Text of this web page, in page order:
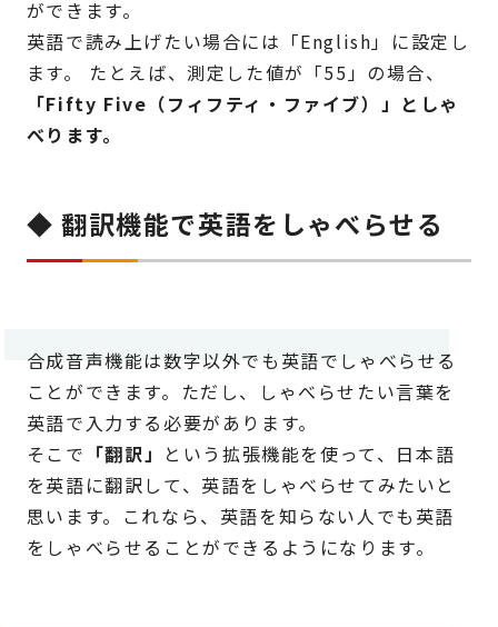
ができます。
英語で読み上げたい場合には「English」に設定し
ます。 たとえば、測定した値が「55」の場合、
「Fifty Five（フィフティ・ファイブ）」としゃ
べります。
◆ 翻訳機能で英語をしゃべらせる
合成音声機能は数字以外でも英語でしゃべらせる
ことができます。ただし、しゃべらせたい言葉を
英語で入力する必要があります。
そこで 「翻訳」 という拡張機能を使って、日本語
を英語に翻訳して、英語をしゃべらせてみたいと
思います。これなら、英語を知らない人でも英語
をしゃべらせることができるようになります。